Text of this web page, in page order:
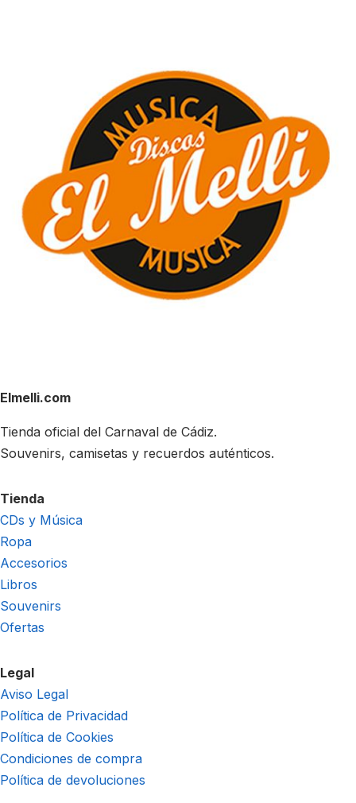
Elmelli.com
Tienda oficial del Carnaval de Cádiz.
Souvenirs, camisetas y recuerdos auténticos.
Tienda
CDs y Música
Ropa
Accesorios
Libros
Souvenirs
Ofertas
Legal
Aviso Legal
Política de Privacidad
Política de Cookies
Condiciones de compra
Política de devoluciones